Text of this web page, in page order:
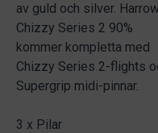
av guld och silver.
Chizzy Series 2 90%
kommer kompletta med
Chizzy Series 2-flights
Supergrip midi-pinnar.
3 x Pilar